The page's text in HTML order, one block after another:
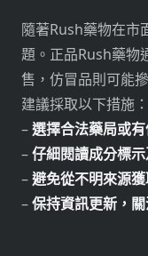
隨著Rush藥物在市
題。正品Rush藥物
售，仿冒品則可能
建議採取以下措施：
–選擇合法藥局或
–仔細閱讀成分標
–避免從不明來源
–保持資訊更新，